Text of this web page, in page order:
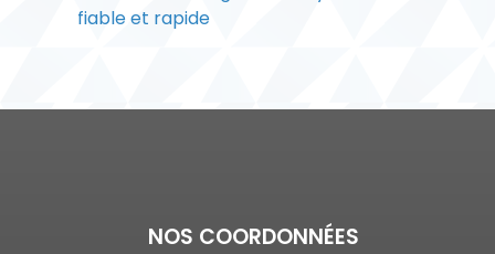
fiable et rapide
NOS COORDONNÉES